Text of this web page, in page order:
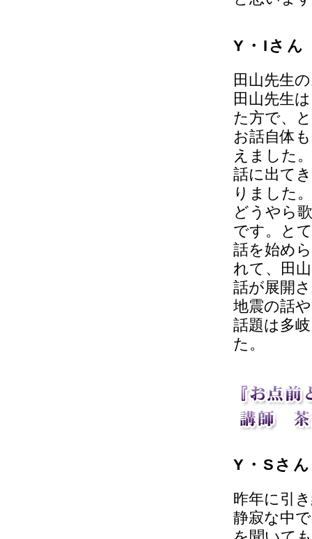
Y・Iさん
田山先生
田山先生
た方で、
お話自体
えました。
話に出て
りました。
どうやら
です。と
話を始め
れて、田
話が展開
地震の話
話題は多
た。
Y・Sさん
昨年に引
静寂な中